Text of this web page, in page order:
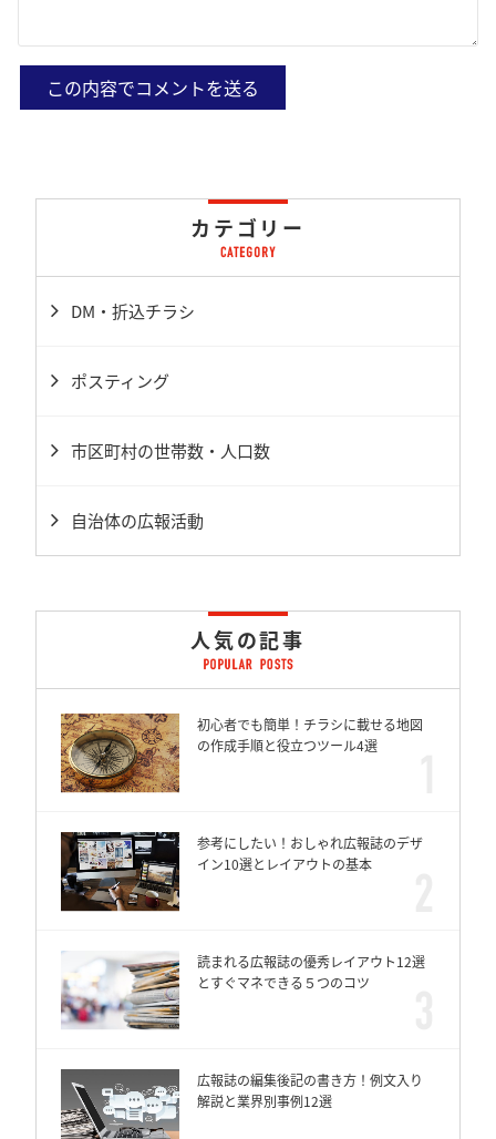
カテゴリー
DM・折込チラシ
ポスティング
市区町村の世帯数・人口数
自治体の広報活動
人気の記事
初心者でも簡単！チラシに載せる地図
の作成手順と役立つツール4選
参考にしたい！おしゃれ広報誌のデザ
イン10選とレイアウトの基本
読まれる広報誌の優秀レイアウト12選
とすぐマネできる５つのコツ
広報誌の編集後記の書き方！例文入り
解説と業界別事例12選